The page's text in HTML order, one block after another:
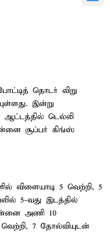
தொடர் விறு
இன்று
டெல்லி
சூப்பர் கிங்ஸ்
விளையாடி 5 வெற்றி, 5
5-வது இடத்தில்
அணி 10
7 தோல்வியுடன்